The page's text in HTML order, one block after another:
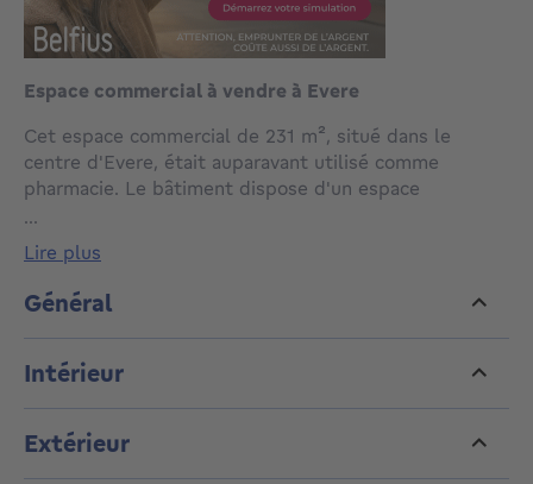
Espace commercial à vendre à Evere
Cet espace commercial de 231 m², situé dans le
centre d'Evere, était auparavant utilisé comme
pharmacie. Le bâtiment dispose d'un espace
être aménagées de manière flexible à des fins
diverses, telles que le bureau, le cabinet, le stockage
ou d'autres applications.
L'espace commercial a accès à une terrasse à l'arrière
du bâtiment, qui mène à un agréable jardin
comme pharmacie.
...
lire plus
Général
Intérieur
Extérieur